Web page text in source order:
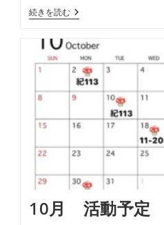
ゴ
リ
続きを読む秋
フ
マ
や
っ
て
ま
10月 活動予定